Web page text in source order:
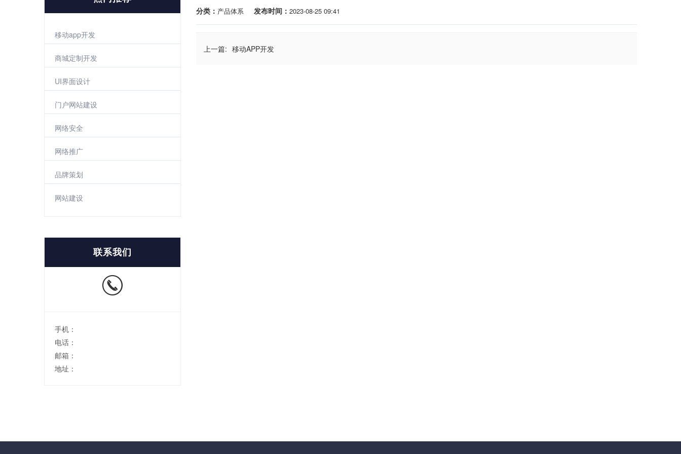
分类： 产品体系 发布时间： 2023-08-25 09:41
上一篇: 移动APP开发
移动app开发
商城定制开发
UI界面设计
门户网站建设
网络安全
网络推广
品牌策划
网站建设
联系我们
手机：
电话：
邮箱：
地址：